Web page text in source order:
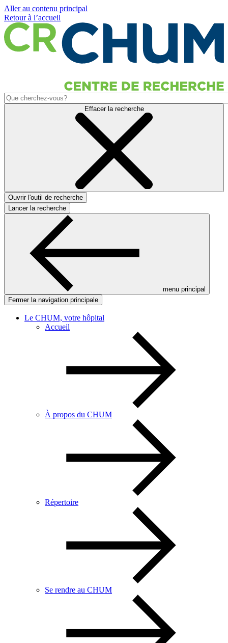
Aller au contenu principal
Retour à l’accueil
Effacer la recherche
Ouvrir l'outil de recherche
Lancer la recherche
menu principal
Fermer la navigation principale
Le CHUM, votre hôpital
Accueil
À propos du CHUM
Répertoire
Se rendre au CHUM